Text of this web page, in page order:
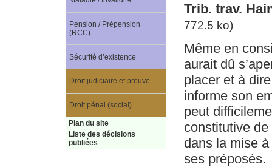
Trib. trav.
772.5 ko)
Même en
aurait dû
placer et à
informe son
peut
constitutive
dans la mise
ses préposés.
Pension / Prépension
(RCC)
Sécurité d’existence
Droit judiciaire et preuve
Droit pénal (social)
Plan du site
Liste des décisions
publiées